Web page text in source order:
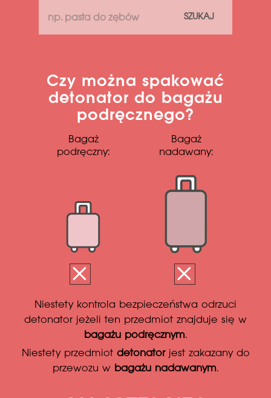
SZUKAJ
Czy można spakować
detonator do bagażu
podręcznego?
Bagaż
podręczny:
Bagaż
nadawany:
Niestety kontrola bezpieczeństwa odrzuci
detonator jeżeli ten przedmiot znajduje się w
bagażu podręcznym.
Niestety przedmiot detonator jest zakazany do
przewozu w bagażu nadawanym.